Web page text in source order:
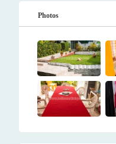
Photos